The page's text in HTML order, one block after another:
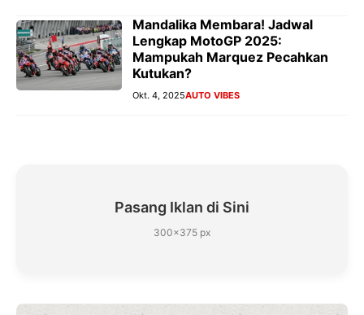
Mandalika Membara! Jadwal
Lengkap MotoGP 2025:
Mampukah Marquez Pecahkan
Kutukan?
Okt. 4, 2025AUTO VIBES
Pasang Iklan di Sini
300×375 px